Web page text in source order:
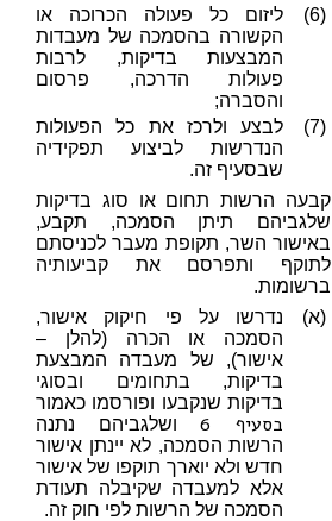
(6)
ליזום כל פעולה הכרוכה או
הקשורה בהסמכה של מעבדות
המבצעות בדיקות, לרבות
פעולות הדרכה, פרסום
והסברה;
(7)
לבצע ולרכז את כל הפעולות
הנדרשות לביצוע תפקידיה
שבסעיף זה.
קבעה הרשות תחום או סוג בדיקות
שלגביהם תיתן הסמכה, תקבע,
באישור השר, תקופת מעבר לכניסתם
לתוקף ותפרסם את קביעותיה
ברשומות.
(א)
נדרשו על פי חיקוק אישור,
הסמכה או הכרה (להלן –
אישור), של מעבדה המבצעת
בדיקות, בתחומים ובסוגי
בדיקות שנקבעו ופורסמו כאמור
בסעיף 6
ושלגביהם נתנה
הרשות הסמכה, לא יינתן אישור
חדש ולא יוארך תוקפו של אישור
אלא למעבדה שקיבלה תעודת
הסמכה של הרשות לפי חוק זה.